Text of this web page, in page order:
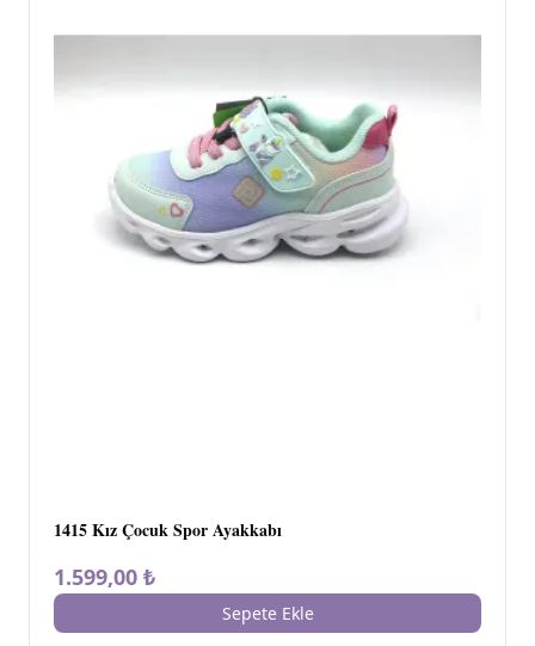
1415 Kız Çocuk Spor Ayakkabı
1.599,00 ₺
Sepete Ekle